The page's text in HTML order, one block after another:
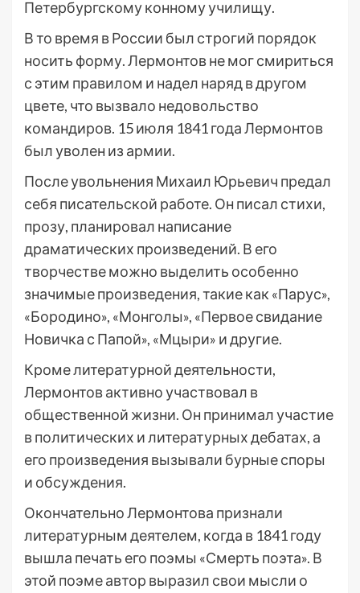
Петербургскому конному училищу.
В то время в России был строгий порядок
носить форму. Лермонтов не мог смириться
с этим правилом и надел наряд в другом
цвете, что вызвало недовольство
командиров. 15 июля 1841 года Лермонтов
был уволен из армии.
После увольнения Михаил Юрьевич предал
себя писательской работе. Он писал стихи,
прозу, планировал написание
драматических произведений. В его
творчестве можно выделить особенно
значимые произведения, такие как «Парус»,
«Бородино», «Монголы», «Первое свидание
Новичка с Папой», «Мцыри» и другие.
Кроме литературной деятельности,
Лермонтов активно участвовал в
общественной жизни. Он принимал участие
в политических и литературных дебатах, а
его произведения вызывали бурные споры
и обсуждения.
Окончательно Лермонтова признали
литературным деятелем, когда в 1841 году
вышла печать его поэмы «Смерть поэта». В
этой поэме автор выразил свои мысли о